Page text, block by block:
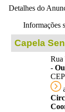
Detalhes do
Informações
Capela
Rua
-